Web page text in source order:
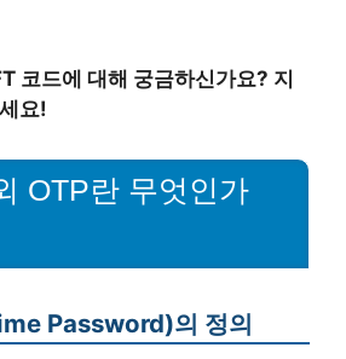
코드에 대해 궁금하신가요? 지
요!
OTP란 무엇인가
Password)의 정의